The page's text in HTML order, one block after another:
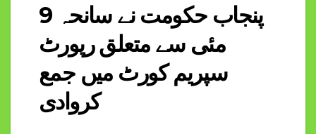
پنجاب حکومت نے سانحہ 9
مئی سے متعلق رپورٹ
سپریم کورٹ میں جمع
کروادی